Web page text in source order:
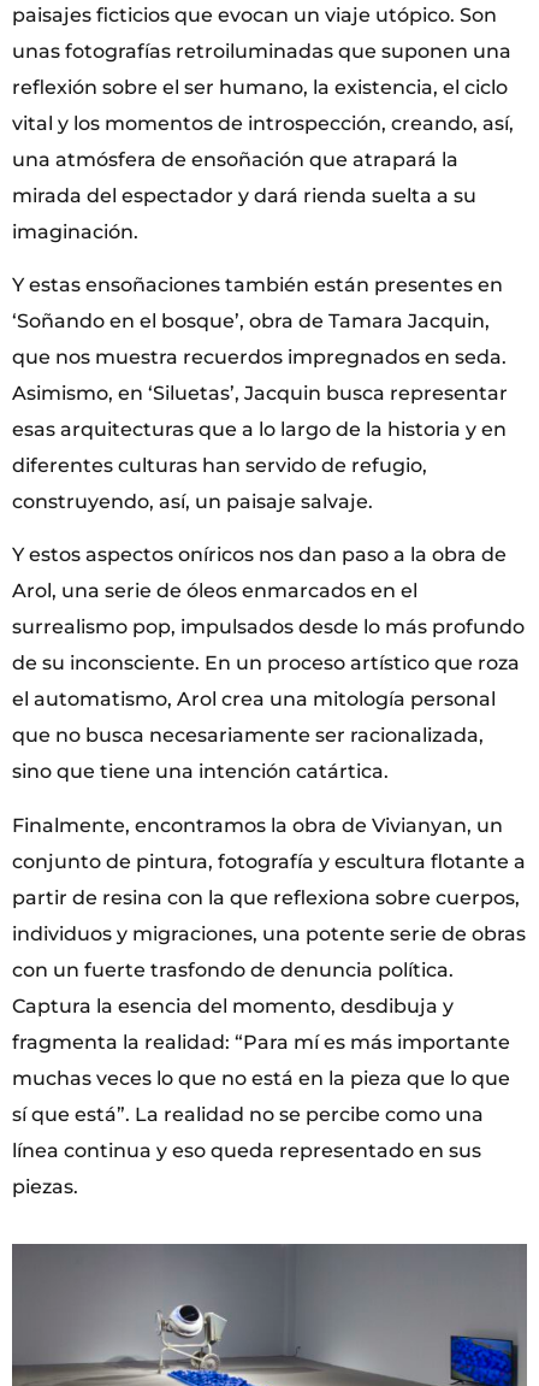
paisajes ficticios que evocan un viaje utópico. Son
unas fotografías retroiluminadas que suponen una
reflexión sobre el ser humano, la existencia, el ciclo
vital y los momentos de introspección, creando, así,
una atmósfera de ensoñación que atrapará la
mirada del espectador y dará rienda suelta a su
imaginación.
Y estas ensoñaciones también están presentes en
‘Soñando en el bosque’, obra de Tamara Jacquin,
que nos muestra recuerdos impregnados en seda.
Asimismo, en ‘Siluetas’, Jacquin busca representar
esas arquitecturas que a lo largo de la historia y en
diferentes culturas han servido de refugio,
construyendo, así, un paisaje salvaje.
Y estos aspectos oníricos nos dan paso a la obra de
Arol, una serie de óleos enmarcados en el
surrealismo pop, impulsados desde lo más profundo
de su inconsciente. En un proceso artístico que roza
el automatismo, Arol crea una mitología personal
que no busca necesariamente ser racionalizada,
sino que tiene una intención catártica.
Finalmente, encontramos la obra de Vivianyan, un
conjunto de pintura, fotografía y escultura flotante a
partir de resina con la que reflexiona sobre cuerpos,
individuos y migraciones, una potente serie de obras
con un fuerte trasfondo de denuncia política.
Captura la esencia del momento, desdibuja y
fragmenta la realidad: “Para mí es más importante
muchas veces lo que no está en la pieza que lo que
sí que está”. La realidad no se percibe como una
línea continua y eso queda representado en sus
piezas.